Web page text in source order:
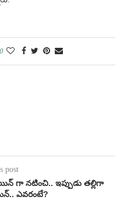
0
post
గా నటించి.. ఇప్పుడు తల్లిగా
ఎవరంటే?